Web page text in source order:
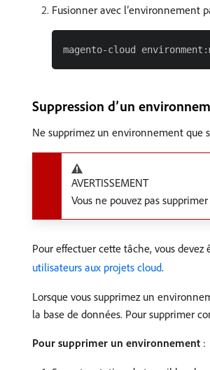
Fusionner avec l’environnement
Suppression d’un
Ne supprimez un environnement que
AVERTISSEMENT
Vous ne pouvez pas
Pour effectuer cette tâche, vous
utilisateurs aux projets cloud.
Lorsque vous supprimez un
la base de données. Pour supprimer
Pour supprimer un environnement :